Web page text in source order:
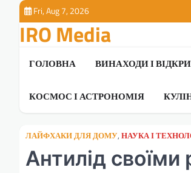
content
Fri, Aug 7, 2026
IRO Media
ГОЛОВНА ВИНАХОДИ І
КОСМОС І АСТРОНОМІЯ
ЛАЙФХАКИ ДЛЯ ДОМУ, НАУКА І
Антилід